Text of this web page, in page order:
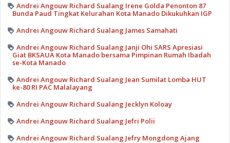
Andrei Angouw Richard Sualang Irene Golda Penonton 87
Bunda Paud Tingkat Kelurahan Kota Manado Dikukuhkan IGP
Andrei Angouw Richard Sualang James Samahati
Andrei Angouw Richard Sualang Janji Ohi SARS Apresiasi
Giat BKSAUA Kota Manado bersama Pimpinan Rumah Ibadah
se-Kota Manado
Andrei Angouw Richard Sualang Jean Sumilat Lomba HUT
ke-80 RI PAC Malalayang
Andrei Angouw Richard Sualang Jecklyn Koloay
Andrei Angouw Richard Sualang Jefri Polii
Andrei Angouw Richard Sualang Jefry Mongdong Ajang